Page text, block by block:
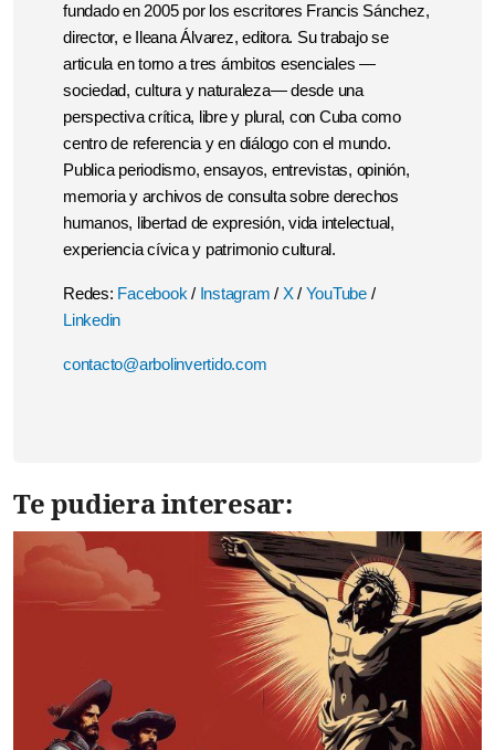
fundado en 2005 por los escritores Francis Sánchez,
director, e Ileana Álvarez, editora. Su trabajo se
articula en torno a tres ámbitos esenciales —
sociedad, cultura y naturaleza— desde una
perspectiva crítica, libre y plural, con Cuba como
centro de referencia y en diálogo con el mundo.
Publica periodismo, ensayos, entrevistas, opinión,
memoria y archivos de consulta sobre derechos
humanos, libertad de expresión, vida intelectual,
experiencia cívica y patrimonio cultural.
Redes: Facebook / Instagram / X/ YouTube /
Linkedin
contacto@arbolinvertido.com
Te pudiera interesar: